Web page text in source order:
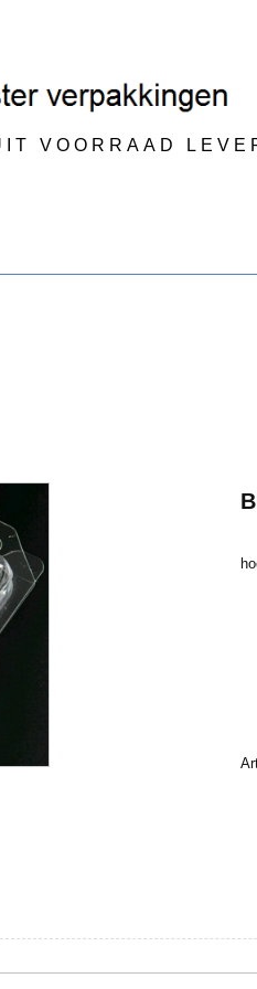
VOORRAAD